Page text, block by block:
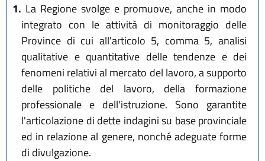
1. La Regione svolge e promuove, anche in modo
integrato con le attività di monitoraggio delle
Province di cui all'articolo 5, comma 5, analisi
qualitative e quantitative delle tendenze e dei
fenomeni relativi al mercato del lavoro, a supporto
delle politiche del lavoro, della formazione
professionale e dell'istruzione. Sono garantite
l'articolazione di dette indagini su base provinciale
ed in relazione al genere, nonché adeguate forme
di divulgazione.